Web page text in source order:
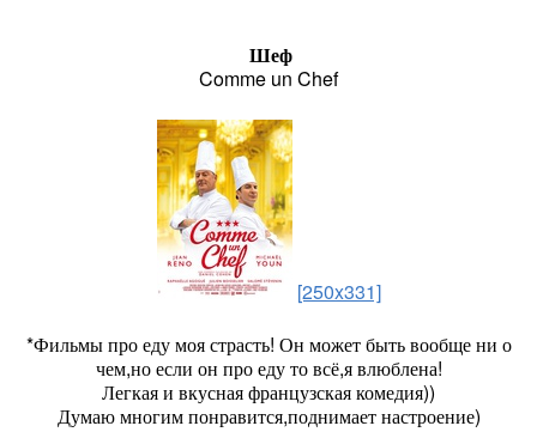
Шеф
Comme un Chef
[250x331]
*Фильмы про еду моя страсть! Он может быть вообще ни о
чем,но если он про еду то всё,я влюблена!
Легкая и вкусная французская комедия))
Думаю многим понравится,поднимает настроение)